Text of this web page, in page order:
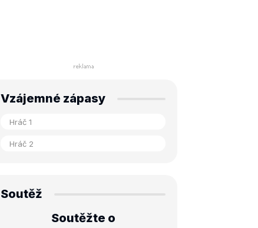
Vzájemné zápasy
Soutěž
Soutěžte o